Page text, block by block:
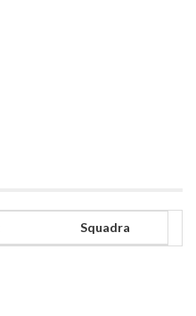
Squadra